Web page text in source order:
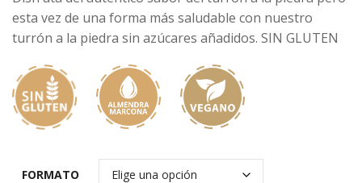
precios:
desde
9,05 €
hasta
15,84 €
esta vez de una forma más saludable con nuestro
turrón a la piedra sin azúcares añadidos. SIN GLUTEN
FORMATO